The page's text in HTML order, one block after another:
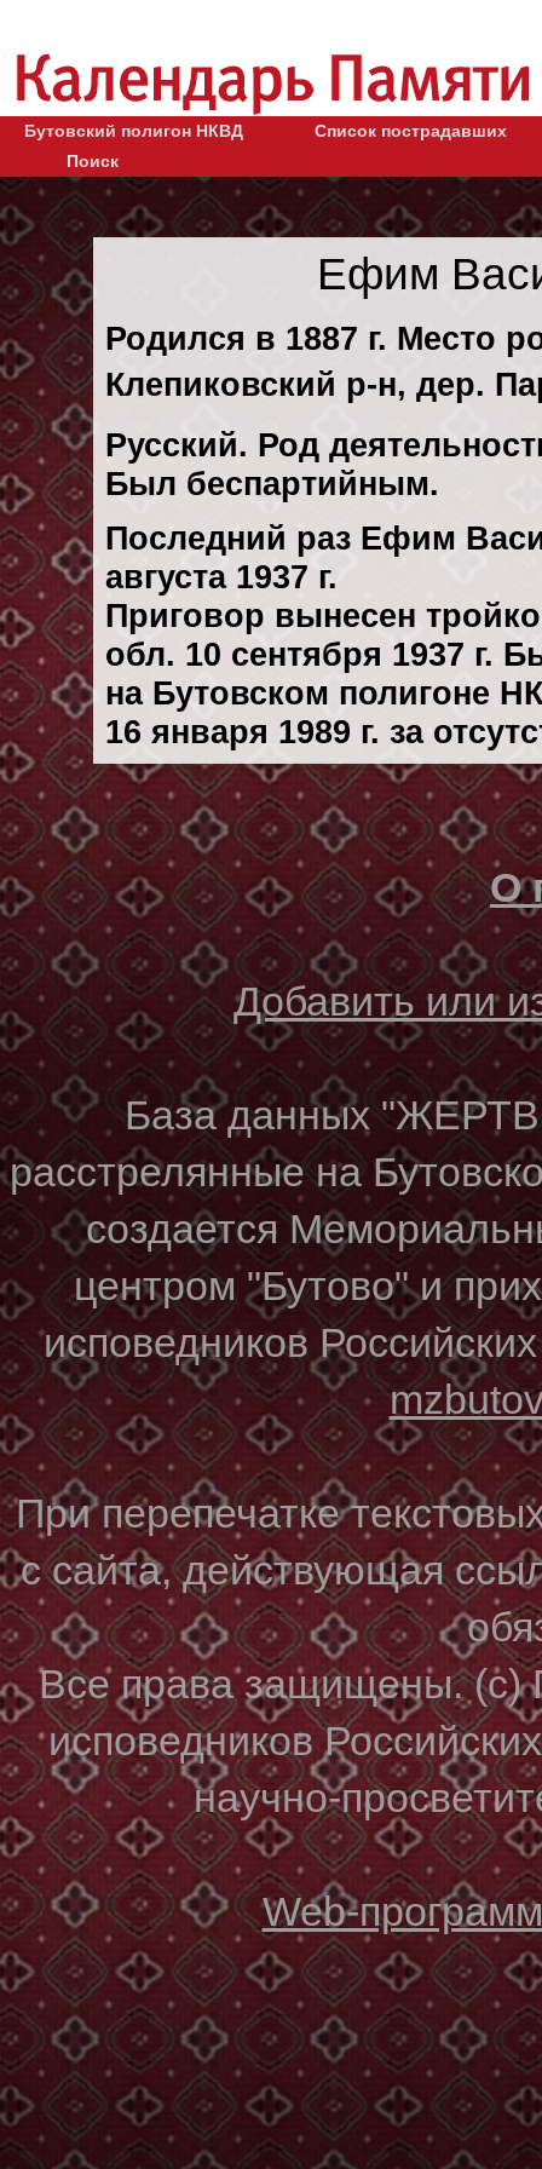
Бутовский полигон НКВД
Список пострадавших
Поиск
Ефим
Родился в 1887 г. Место
Клепиковский р-н, дер.
Русский. Род
Был беспартийным.
Последний раз Ефим
августа 1937 г.
Приговор вынесен
обл. 10 сентября 1937 г.
на Бутовском полигоне
16 января 1989 г. за
О
Добавить или
База данных
расстрелянные на
создается
центром "Бутово" и
исповедников
При перепечатке
с сайта, действующая
Все права защищены. (с)
исповедников
научно-
Web-